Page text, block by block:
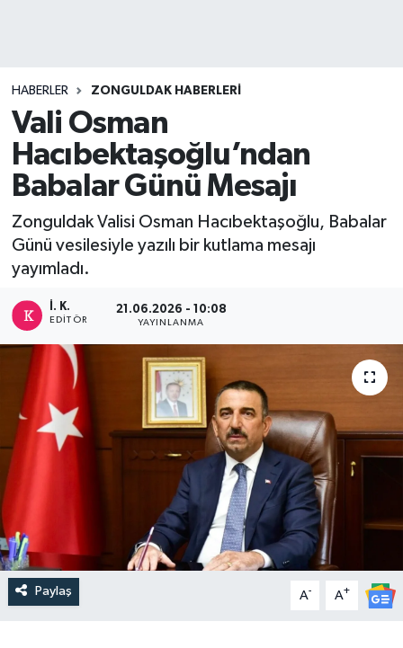
HABERLER ZONGULDAK HABERLERI
Vali Osman
Hacıbektaşoğlu’ndan
Babalar Günü Mesajı
Zonguldak Valisi Osman Hacıbektaşoğlu, Babalar
Günü vesilesiyle yazılı bir kutlama mesajı
yayımladı.
İ. K.
EDITÖR
21.06.2026 - 10:08
YAYINLANMA
Paylaş A- A+
EREĞLİ
GÖKÇEBEY
KARABÜK
KASTAMONU